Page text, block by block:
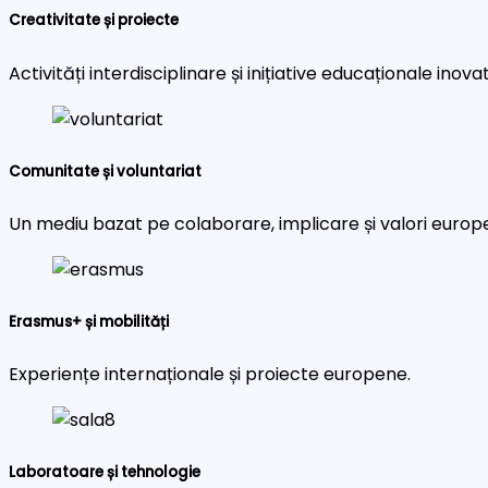
Creativitate și proiecte
Activități interdisciplinare și inițiative educaționale
Comunitate și voluntariat
Un mediu bazat pe colaborare, implicare și valori
Erasmus+ și mobilități
Experiențe internaționale și proiecte europene.
Laboratoare și tehnologie